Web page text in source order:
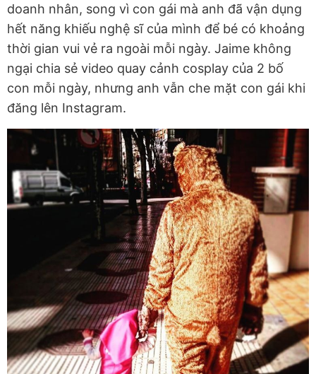
doanh nhân, song vì con gái mà anh đã vận dụng
hết năng khiếu nghệ sĩ của mình để bé có khoảng
thời gian vui vẻ ra ngoài mỗi ngày. Jaime không
ngại chia sẻ video quay cảnh cosplay của 2 bố
con mỗi ngày, nhưng anh vẫn che mặt con gái khi
đăng lên Instagram.